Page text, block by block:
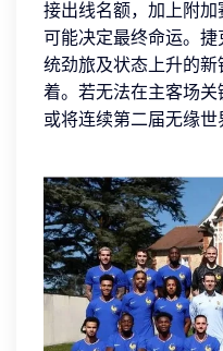
接出线名额，加上附
可能决定最终命运。
统劲旅及状态上升的
着。若无法在主客场关
或将连续第二届无缘世